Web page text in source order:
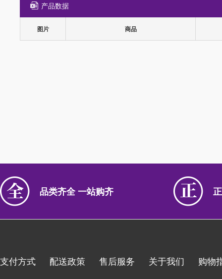
产品数据
图片 商品
品类齐全 一站购齐
支付方式 配送政策 售后服务 关于我们 购物